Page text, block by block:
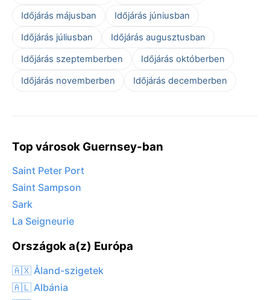
Időjárás májusban
Időjárás júniusban
Időjárás júliusban
Időjárás augusztusban
Időjárás szeptemberben
Időjárás októberben
Időjárás novemberben
Időjárás decemberben
Top városok Guernsey-ban
Saint Peter Port
Saint Sampson
Sark
La Seigneurie
Országok a(z) Európa
🇦🇽 Åland-szigetek
🇦🇱 Albánia